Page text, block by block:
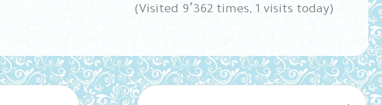
(Visited 9٬362 times, 1 visits today)